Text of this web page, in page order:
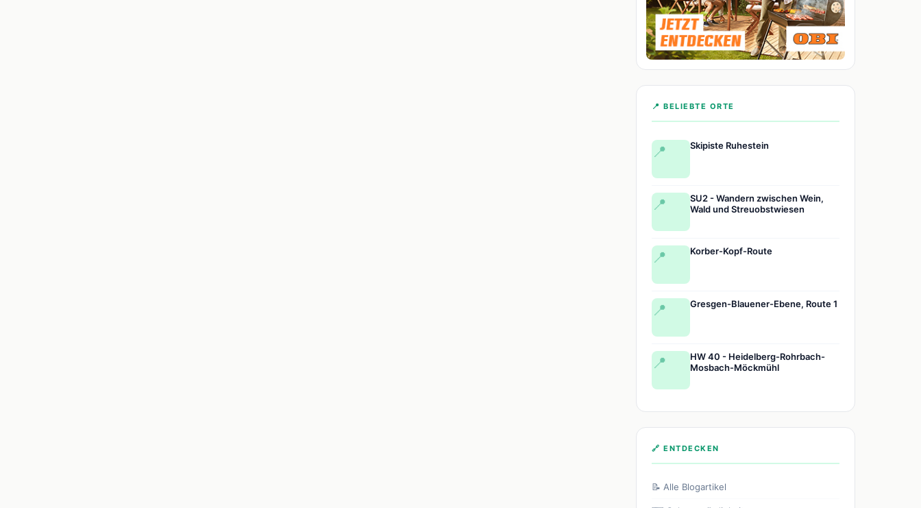
📍 BELIEBTE ORTE
📍 Skipiste Ruhestein
📍
SU2 - Wandern zwischen Wein,
Wald und Streuobstwiesen
📍 Korber-Kopf-Route
📍 Gresgen-Blauener-Ebene, Route 1
📍
HW 40 - Heidelberg-Rohrbach-
Mosbach-Möckmühl
🔗 ENTDECKEN
📝 Alle Blogartikel